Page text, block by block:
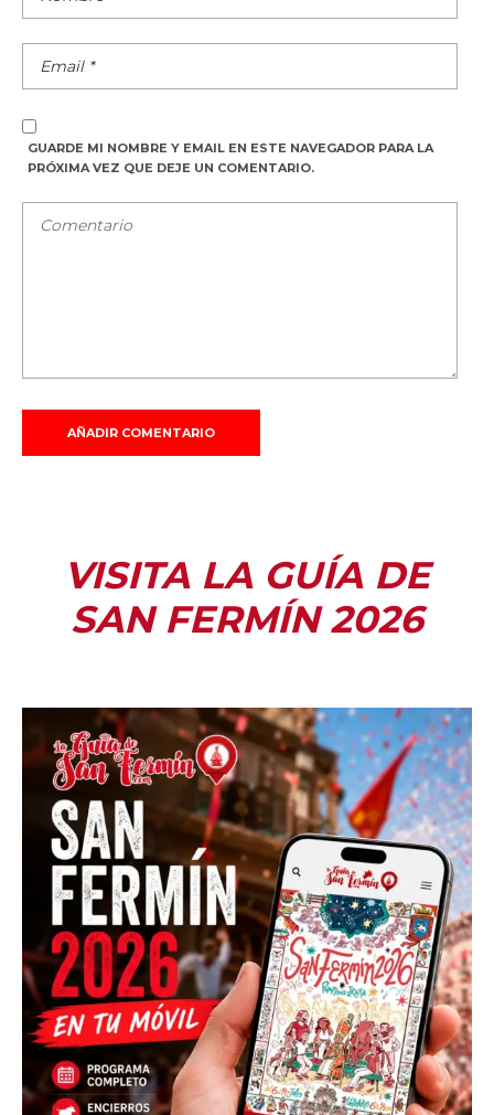
GUARDE MI NOMBRE Y EMAIL EN ESTE NAVEGADOR PARA LA
PRÓXIMA VEZ QUE DEJE UN COMENTARIO.
VISITA LA GUÍA DE
SAN FERMÍN 2026